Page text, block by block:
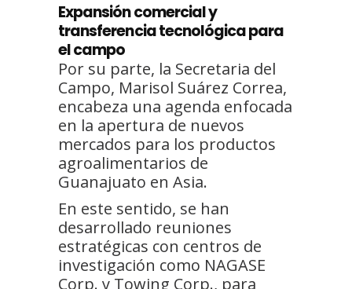
Expansión comercial y
transferencia tecnológica para
el campo
Por su parte, la Secretaria del
Campo, Marisol Suárez Correa,
encabeza una agenda enfocada
en la apertura de nuevos
mercados para los productos
agroalimentarios de
Guanajuato en Asia.
En este sentido, se han
desarrollado reuniones
estratégicas con centros de
investigación como NAGASE
Corp. y Towing Corp., para